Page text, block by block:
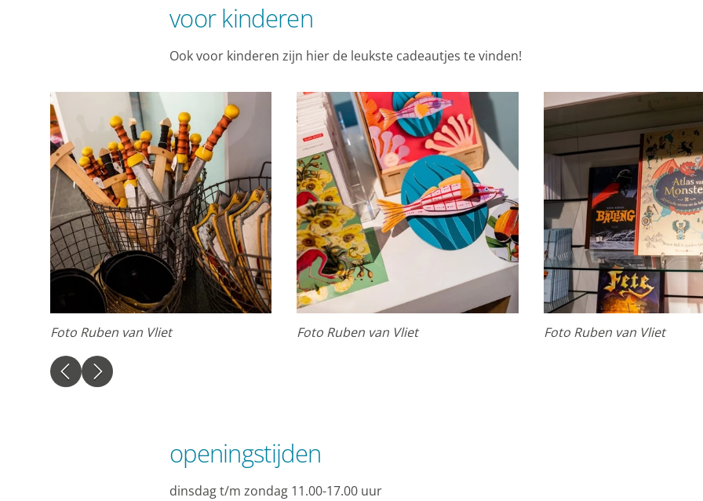
voor kinderen
Ook voor kinderen zijn hier de leukste cadeautjes te vinden!
Foto Ruben van Vliet Foto Ruben van Vliet Foto Ruben van Vliet
openingstijden
dinsdag t/m zondag 11.00-17.00 uur
We delen jouw klantgegevens met derde partijen, om beter inzicht te krijgen in
website en onze marketingkanalen. Stelt toestemming in voor het verzenden van
naar Google voor online advertentiedoeleinden.
Gedeelde klantinformatie
Opslaan Alles accepteren